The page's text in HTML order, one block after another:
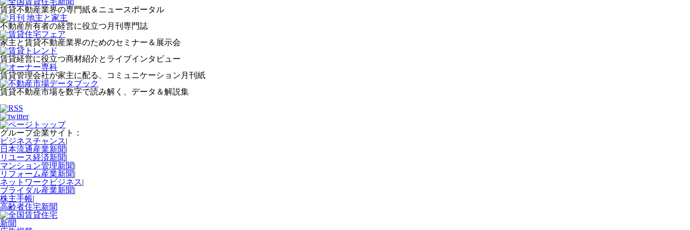
賃貸不動産業界の専門紙＆ニュースポータル
不動産所有者の経営に役立つ月刊専門誌
家主と賃貸不動産業界のためのセミナー＆展示会
賃貸経営に役立つ商材紹介とライブインタビュー
賃貸管理会社が家主に配る、コミュニケーション月刊紙
賃貸不動産市場を数字で読み解く、データ＆解説集
グループ企業サイト：
ビジネスチャンス|
日本流通産業新聞|
リユース経済新聞|
マンション管理新聞|
リフォーム産業新聞|
ネットワークビジネス|
ブライダル産業新聞|
株主手帳|
高齢者住宅新聞